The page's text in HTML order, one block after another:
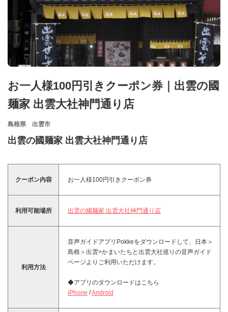
お一人様100円引きクーポン券｜出雲の國
麺家 出雲大社神門通り店
島根県 出雲市
出雲の國麺家 出雲大社神門通り店
クーポン内容 お一人様100円引きクーポン券
利用可能場所 出雲の國麺家 出雲大社神門通り店
利用方法
音声ガイドアプリPokkeをダウンロードして、日本＞
島根＞出雲>かまいたちと出雲大社巡りの音声ガイド
ページよりご利用いただけます。
◆アプリのダウンロードはこちら
iPhone /Android